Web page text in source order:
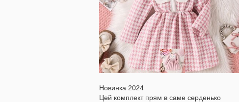
Новинка 2024
Цей комплект прям в саме серденько